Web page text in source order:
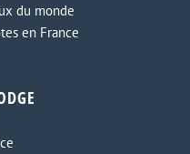
du monde
en France